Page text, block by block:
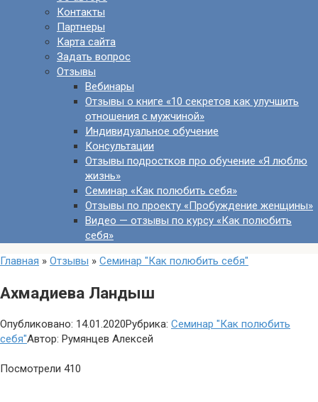
Контакты
Партнеры
Карта сайта
Задать вопрос
Отзывы
Вебинары
Отзывы о книге «10 секретов как улучшить
отношения с мужчиной»
Индивидуальное обучение
Консультации
Отзывы подростков про обучение «Я люблю
жизнь»
Семинар «Как полюбить себя»
Отзывы по проекту «Пробуждение женщины»
Видео — отзывы по курсу «Как полюбить
себя»
Главная » Отзывы » Семинар "Как полюбить себя"
Ахмадиева Ландыш
Опубликовано: 14.01.2020Рубрика: Семинар "Как полюбить
себя"Автор: Румянцев Алексей
Посмотрели 410